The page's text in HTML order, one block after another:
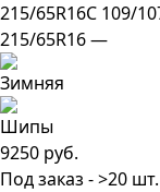
215/65R16C 109/
215/65R16 —
9250 руб.
Под заказ - >20 шт.